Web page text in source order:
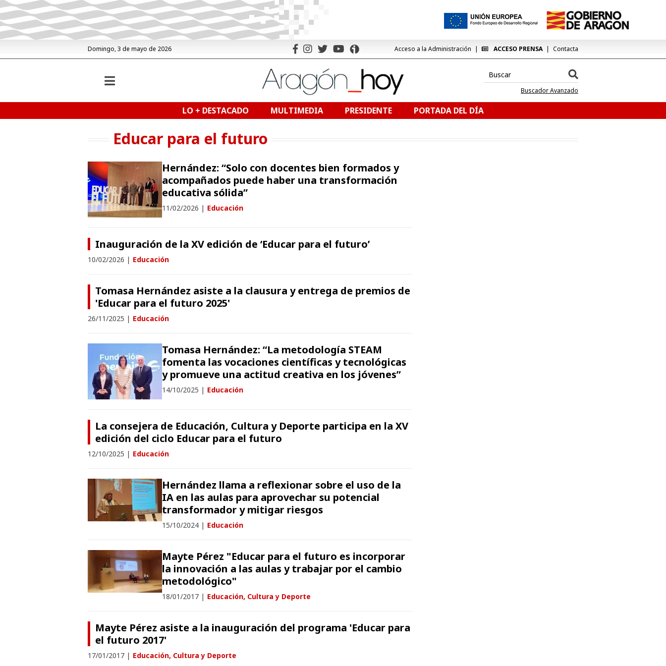
Domingo, 3 de mayo de 2026 Acceso a la Administración ACCESO PRENSA Contacta
Buscador Avanzado
LO + DESTACADO MULTIMEDIA PRESIDENTE PORTADA DEL DÍA
Educar para el futuro
Hernández: “Solo con docentes bien formados y
acompañados puede haber una transformación
educativa sólida”
11/02/2026 | Educación
Inauguración de la XV edición de ‘Educar para el futuro’
10/02/2026 | Educación
Tomasa Hernández asiste a la clausura y entrega de premios de
'Educar para el futuro 2025'
26/11/2025 | Educación
Tomasa Hernández: “La metodología STEAM
fomenta las vocaciones científicas y tecnológicas
y promueve una actitud creativa en los jóvenes”
14/10/2025 | Educación
La consejera de Educación, Cultura y Deporte participa en la XV
edición del ciclo Educar para el futuro
12/10/2025 | Educación
Hernández llama a reflexionar sobre el uso de la
IA en las aulas para aprovechar su potencial
transformador y mitigar riesgos
15/10/2024 | Educación
Mayte Pérez "Educar para el futuro es incorporar
la innovación a las aulas y trabajar por el cambio
metodológico"
18/01/2017 | Educación, Cultura y Deporte
Mayte Pérez asiste a la inauguración del programa 'Educar para
el futuro 2017'
17/01/2017 | Educación, Cultura y Deporte